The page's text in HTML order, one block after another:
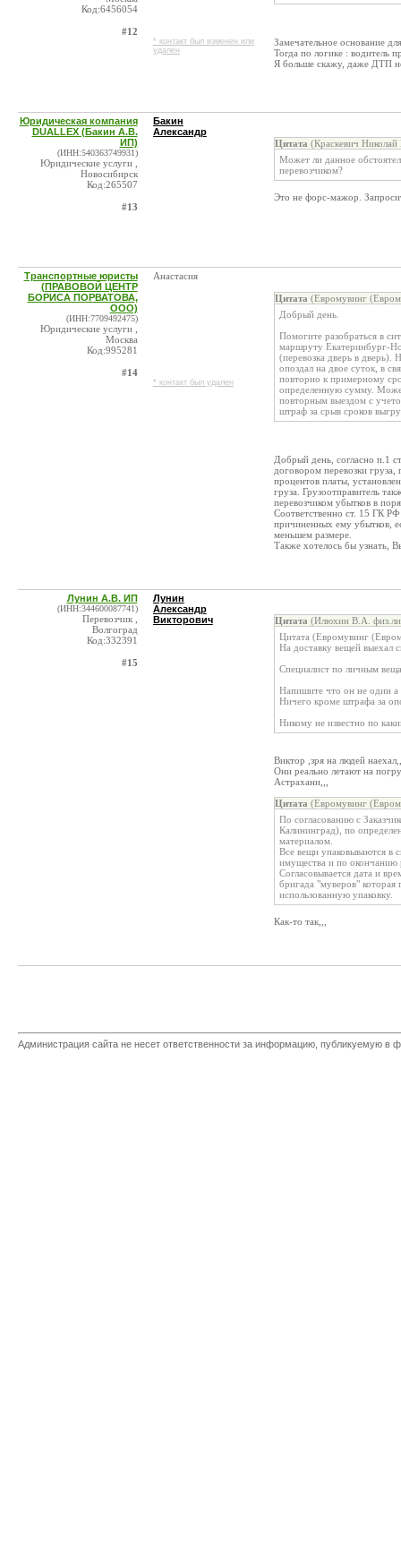
Код:6456054
#12
* контакт был изменен или
удален
Замечательное основание
Тогда по логике : водитель
Я больше скажу, даже ДТП
Юридическая компания
DUALLEX (Бакин А.В.
ИП)
(ИНН:540363749931)
Юридические услуги ,
Новосибирск
Код:265507
#13
Бакин
Александр
Цитата (Краскевич
Может ли данное
перевозчиком?
Это не форс-мажор.
Транспортные юристы
(ПРАВОВОЙ ЦЕНТР
БОРИСА ПОРВАТОВА,
ООО)
(ИНН:7709492475)
Юридические услуги ,
Москва
Код:995281
#14
Анастасия
* контакт был удален
Цитата (Евромувинг
Добрый день.
Помогите разобраться в
маршруту Екатеринбург-
(перевозка дверь в дверь).
опоздал на двое суток, в
повторно к примерному
определенную сумму.
повторным выездом с
штраф за срыв сроков
Добрый день, согласно п.1
договором перевозки груза,
процентов платы,
груза. Грузоотправитель
перевозчиком убытков в
Соответственно ст. 15 ГК
причиненных ему убытков,
меньшем размере.
Также хотелось бы узнать,
Лунин А.В. ИП
(ИНН:344600087741)
Перевозчик ,
Волгоград
Код:332391
#15
Лунин
Александр
Викторович
Цитата (Илюхин В.А.
Цитата (Евромувинг
На доставку вещей выехал
Специалист по личным
Напишите что он не один а
Ничего кроме штрафа за
Никому не известно по
Виктор ,зря на людей
Они реально летают на
Астрахани,,,
Цитата (Евромувинг
По согласованию с
Калининград), по
материалом.
Все вещи упаковываются в
имущества и по окончанию
Согласовывается дата и
бригада "муверов" которая
использованную упаковку.
Как-то так,,,
Администрация сайта не несет ответственности за информацию, публикуемую